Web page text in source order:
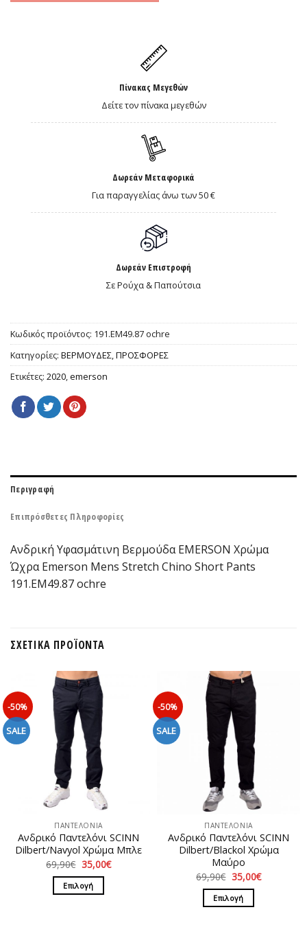
Πίνακας Μεγεθών
Δείτε τον πίνακα μεγεθών
Δωρεάν Μεταφορικά
Για παραγγελίας άνω των 50 €
Δωρεάν Επιστροφή
Σε Ρούχα & Παπούτσια
Κωδικός προϊόντος: 191.EM49.87 ochre
Κατηγορίες: ΒΕΡΜΟΥΔΕΣ,ΠΡΟΣΦΟΡΕΣ
Ετικέτες: 2020,emerson
Περιγραφή
Επιπρόσθετες Πληροφορίες
Ανδρική Υφασμάτινη Βερμούδα EMERSON Χρώμα
Ώχρα Emerson Mens Stretch Chino Short Pants
191.EM49.87 ochre
ΣΧΕΤΙΚΆ ΠΡΟΪΌΝΤΑ
-50%
SALE
ΠΑΝΤΕΛΟΝΙΑ
Ανδρικό Παντελόνι SCINN
Dilbert/Navyol Χρώμα Μπλε
69,90€ Original
price
was:
69,90€.
35,00€Η
Επιλογή
-50%
SALE
ΠΑΝΤΕΛΟΝΙΑ
Ανδρικό Παντελόνι SCINN
Dilbert/Blackol Χρώμα
Μαύρο
69,90€ Original
price
was:
69,90€.
35,00€Η
Επιλογή